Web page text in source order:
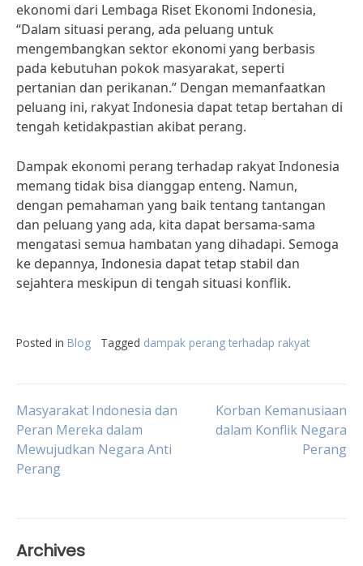
ekonomi dari Lembaga Riset Ekonomi Indonesia,
“Dalam situasi perang, ada peluang untuk
mengembangkan sektor ekonomi yang berbasis
pada kebutuhan pokok masyarakat, seperti
pertanian dan perikanan.” Dengan memanfaatkan
peluang ini, rakyat Indonesia dapat tetap bertahan di
tengah ketidakpastian akibat perang.
Dampak ekonomi perang terhadap rakyat Indonesia
memang tidak bisa dianggap enteng. Namun,
dengan pemahaman yang baik tentang tantangan
dan peluang yang ada, kita dapat bersama-sama
mengatasi semua hambatan yang dihadapi. Semoga
ke depannya, Indonesia dapat tetap stabil dan
sejahtera meskipun di tengah situasi konflik.
Posted in Blog Tagged dampak perang terhadap rakyat
Post
navigation
Masyarakat Indonesia dan
Peran Mereka dalam
Mewujudkan Negara Anti
Perang
Korban Kemanusiaan
dalam Konflik Negara
Perang
Archives